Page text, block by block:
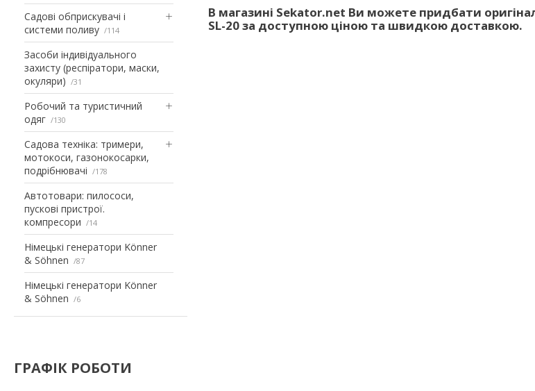
Садові обприскувачі і
системи поливу
114
Засоби індивідуального
захисту (респіратори, маски,
окуляри)
31
Робочий та туристичний
одяг
130
Садова техніка: тримери,
мотокоси, газонокосарки,
подрібнювачі
178
Автотовари: пилососи,
пускові пристрої.
компресори
14
Німецькі генератори Könner
& Söhnen
87
Німецькі генератори Könner
& Söhnen
6
ГРАФІК РОБОТИ
В магазині Sekator.net Ви можете придбати
SL-20 за доступною ціною та швидкою доставкою.